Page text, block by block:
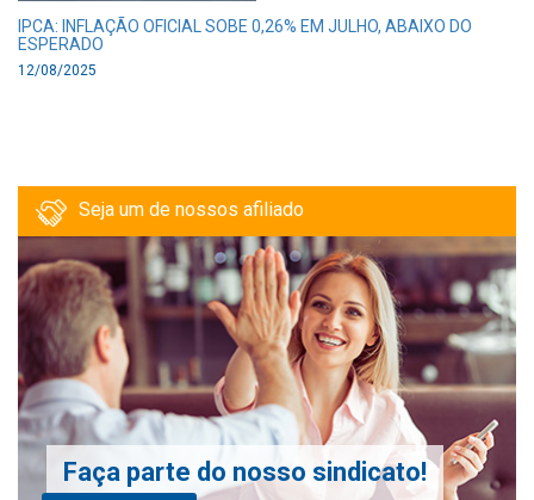
IPCA: INFLAÇÃO OFICIAL SOBE 0,26% EM JULHO, ABAIXO DO
ESPERADO
12/08/2025
Seja um de nossos afiliado
Faça parte do nosso sindicato!